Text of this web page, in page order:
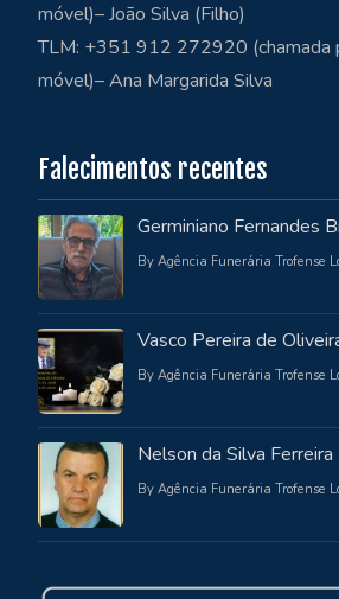
móvel)– João Silva (Filho)
TLM: +351 912 272920 (chamada
móvel)– Ana Margarida Silva
Falecimentos recentes
Germiniano Fernandes
By Agência Funerária Trofense
Vasco Pereira de
By Agência Funerária Trofense
Nelson da Silva Ferreira
By Agência Funerária Trofense